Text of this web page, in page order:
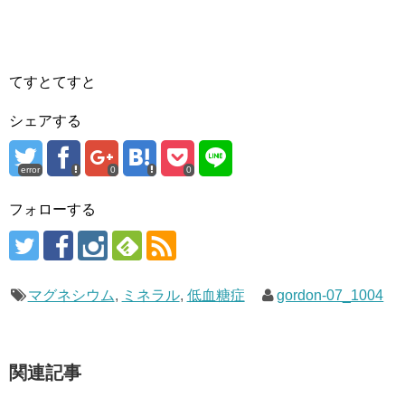
てすとてすと
シェアする
error 0 0
フォローする
マグネシウム, ミネラル, 低血糖症 gordon-07_1004
関連記事